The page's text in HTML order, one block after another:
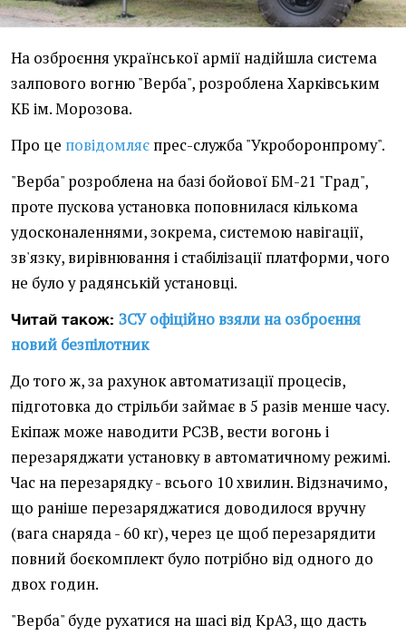
На озброєння української армії надійшла система
залпового вогню "Верба", розроблена Харківським
КБ ім. Морозова.
Про це повідомляє прес-служба "Укроборонпрому".
"Верба" розроблена на базі бойової БМ-21 "Град",
проте пускова установка поповнилася кількома
удосконаленнями, зокрема, системою навігації,
зв'язку, вирівнювання і стабілізації платформи, чого
не було у радянській установці.
Читай також: ЗСУ офіційно взяли на озброєння
новий безпілотник
До того ж, за рахунок автоматизації процесів,
підготовка до стрільби займає в 5 разів менше часу.
Екіпаж може наводити РСЗВ, вести вогонь і
перезаряджати установку в автоматичному режимі.
Час на перезарядку - всього 10 хвилин. Відзначимо,
що раніше перезаряджатися доводилося вручну
(вага снаряда - 60 кг), через це щоб перезарядити
повний боєкомплект було потрібно від одного до
двох годин.
"Верба" буде рухатися на шасі від КрАЗ, що дасть